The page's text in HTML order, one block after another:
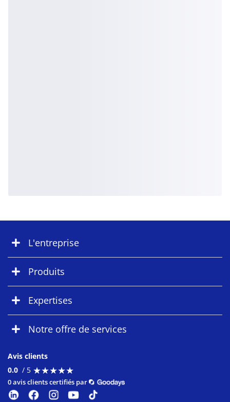
L'entreprise
Produits
Expertises
Notre offre de services
Avis clients
0.0 / 5 ★★★★★
★★★★★
0 avis clients certifiés par